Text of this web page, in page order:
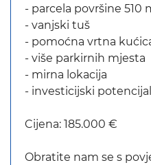
- parcela površine 510
- vanjski tuš
- pomoćna vrtna
- više parkirnih mjesta
- mirna lokacija
- investicijski potencijal
Cijena: 185.000 €
Obratite nam se s